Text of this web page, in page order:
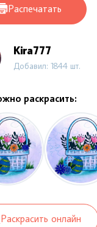
Распечатать
Kira777
Добавил: 1844 шт.
раскрасить:
Раскрасить онлайн